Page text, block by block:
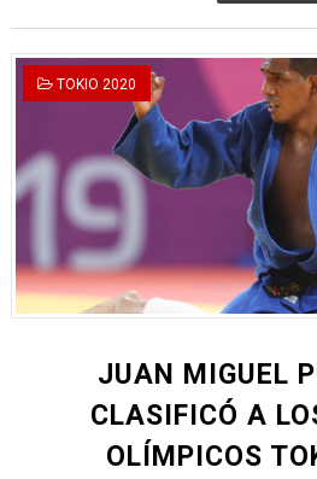
TOKIO 2020
JUAN MIGUEL
CLASIFICÓ A
OLÍMPICOS